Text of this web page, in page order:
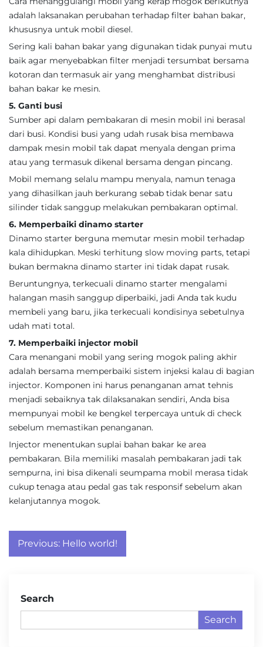
adalah laksanakan perubahan terhadap filter bahan bakar,
khususnya untuk mobil diesel.
Sering kali bahan bakar yang digunakan tidak punyai mutu
baik agar menyebabkan filter menjadi tersumbat bersama
kotoran dan termasuk air yang menghambat distribusi
bahan bakar ke mesin.
5. Ganti busi
Sumber api dalam pembakaran di mesin mobil ini berasal
dari busi. Kondisi busi yang udah rusak bisa membawa
dampak mesin mobil tak dapat menyala dengan prima
atau yang termasuk dikenal bersama dengan pincang.
Mobil memang selalu mampu menyala, namun tenaga
yang dihasilkan jauh berkurang sebab tidak benar satu
silinder tidak sanggup melakukan pembakaran optimal.
6. Memperbaiki dinamo starter
Dinamo starter berguna memutar mesin mobil terhadap
kala dihidupkan. Meski terhitung slow moving parts, tetapi
bukan bermakna dinamo starter ini tidak dapat rusak.
Beruntungnya, terkecuali dinamo starter mengalami
halangan masih sanggup diperbaiki, jadi Anda tak kudu
membeli yang baru, jika terkecuali kondisinya sebetulnya
udah mati total.
7. Memperbaiki injector mobil
Cara menangani mobil yang sering mogok paling akhir
adalah bersama memperbaiki sistem injeksi kalau di bagian
injector. Komponen ini harus penanganan amat tehnis
menjadi sebaiknya tak dilaksanakan sendiri, Anda bisa
mempunyai mobil ke bengkel terpercaya untuk di check
sebelum memastikan penanganan.
Injector menentukan suplai bahan bakar ke area
pembakaran. Bila memiliki masalah pembakaran jadi tak
sempurna, ini bisa dikenali seumpama mobil merasa tidak
cukup tenaga atau pedal gas tak responsif sebelum akan
kelanjutannya mogok.
Post
navigation
Previous: Hello world!
Search
Search